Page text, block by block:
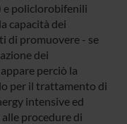
e policlorobifenili
capacità dei
di promuovere - se
dei
perciò la
per il trattamento di
intensive ed
procedure di